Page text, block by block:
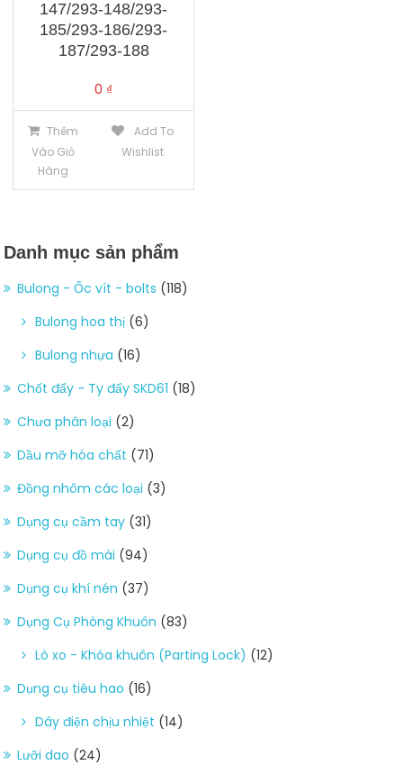
147/293-148/293-
185/293-186/293-
187/293-188
0 ₫
Thêm
Vào Giỏ
Hàng
Add To
Wishlist
Danh mục sản phẩm
Bulong - Ốc vít - bolts (118)
Bulong hoa thị (6)
Bulong nhựa (16)
Chốt đẩy - Ty đẩy SKD61 (18)
Chưa phân loại (2)
Dầu mỡ hóa chất (71)
Đồng nhôm các loại (3)
Dụng cụ cầm tay (31)
Dụng cụ đồ mài (94)
Dụng cụ khí nén (37)
Dụng Cụ Phòng Khuôn (83)
Lò xo - Khóa khuôn (Parting Lock) (12)
Dụng cụ tiêu hao (16)
Dây điện chịu nhiệt (14)
Lưỡi dao (24)